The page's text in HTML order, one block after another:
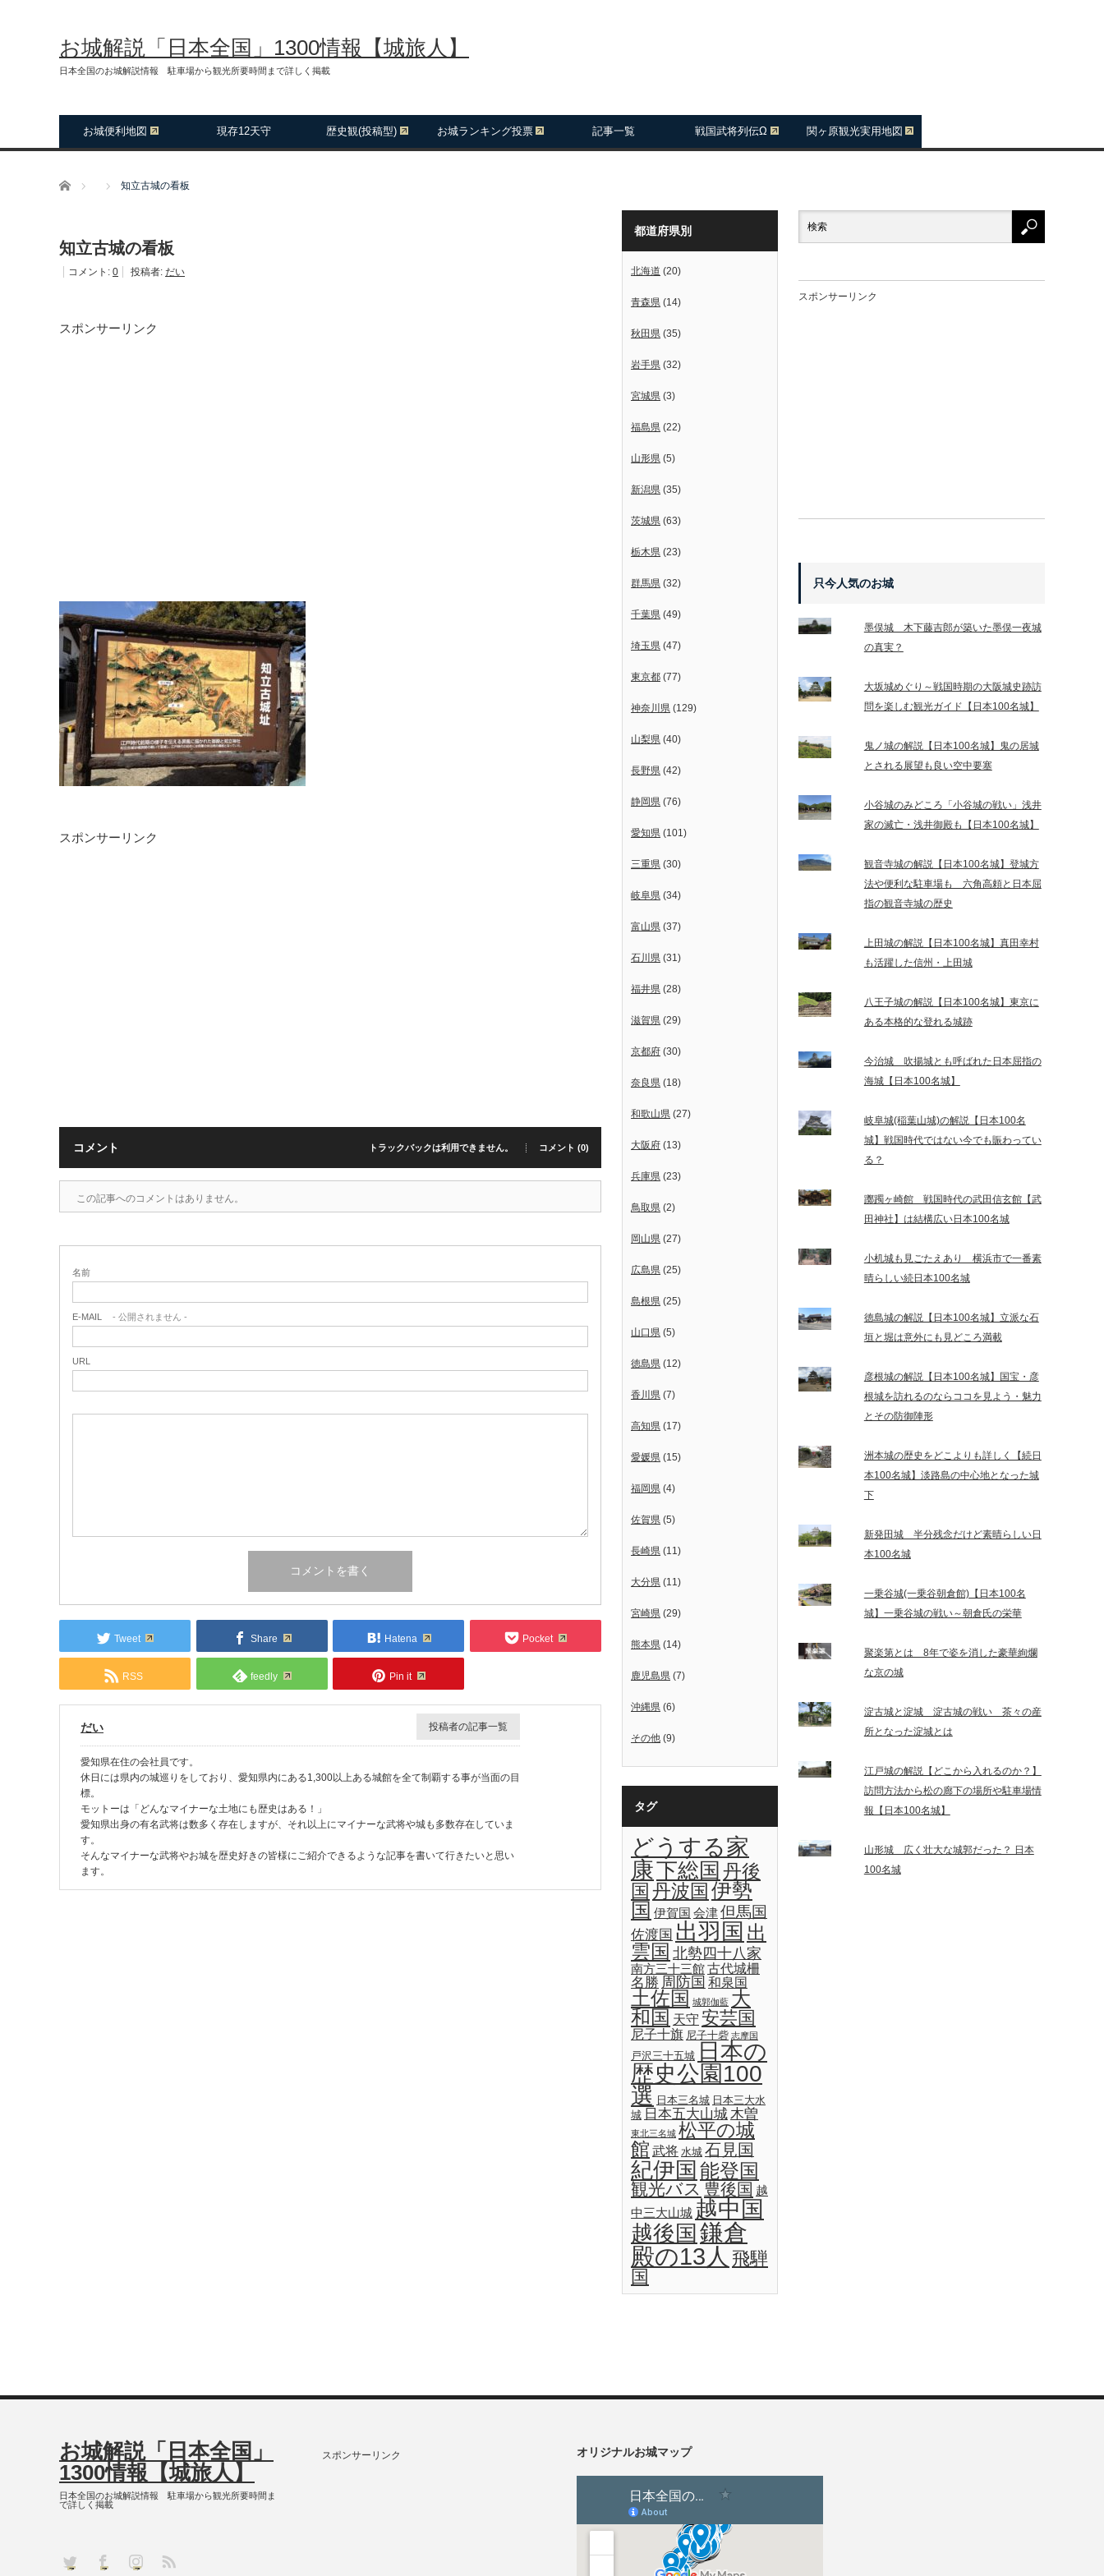
お城解説「日本全国」1300情報【城旅人】
日本全国のお城解説情報 駐車場から観光所要時間まで詳しく掲載
お城便利地図 現存12天守 歴史観(投稿型) お城ランキング投票 記事一覧 戦国武将列伝Ω 関ヶ原観光実用地図
ホーム 知立古城の看板
知立古城の看板
コメント: 0 投稿者: だい
スポンサーリンク
スポンサーリンク
コメント トラックバックは利用できません。 コメント (0)
この記事へのコメントはありません。
名前
E-MAIL - 公開されません -
URL
Tweet Share Hatena Pocket
RSS feedly Pin it
だい 投稿者の記事一覧
愛知県在住の会社員です。
休日には県内の城巡りをしており、愛知県内にある1,300以上ある城館を全て制覇する事が当面の目
標。
モットーは「どんなマイナーな土地にも歴史はある！」
愛知県出身の有名武将は数多く存在しますが、それ以上にマイナーな武将や城も多数存在していま
す。
そんなマイナーな武将やお城を歴史好きの皆様にご紹介できるような記事を書いて行きたいと思い
ます。
都道府県別
北海道 (20)
青森県 (14)
秋田県 (35)
岩手県 (32)
宮城県 (3)
福島県 (22)
山形県 (5)
新潟県 (35)
茨城県 (63)
栃木県 (23)
群馬県 (32)
千葉県 (49)
埼玉県 (47)
東京都 (77)
神奈川県 (129)
山梨県 (40)
長野県 (42)
静岡県 (76)
愛知県 (101)
三重県 (30)
岐阜県 (34)
富山県 (37)
石川県 (31)
福井県 (28)
滋賀県 (29)
京都府 (30)
奈良県 (18)
和歌山県 (27)
大阪府 (13)
兵庫県 (23)
鳥取県 (2)
岡山県 (27)
広島県 (25)
島根県 (25)
山口県 (5)
徳島県 (12)
香川県 (7)
高知県 (17)
愛媛県 (15)
福岡県 (4)
佐賀県 (5)
長崎県 (11)
大分県 (11)
宮崎県 (29)
熊本県 (14)
鹿児島県 (7)
沖縄県 (6)
その他 (9)
タグ
どうする家
康下総国 丹後
国 丹波国 伊勢
国 伊賀国 会津但馬国
佐渡国 出羽国 出
雲国 北勢四十八家
南方三十三館古代城柵
名勝 周防国 和泉国
土佐国 城郭伽藍 大
和国 天守 安芸国
尼子十旗 尼子十砦 志摩国
戸沢三十五城 日本の
歴史公園100
選 日本三名城 日本三大水
城 日本五大山城木曽
東北三名城 松平の城
館 武将 水城 石見国
紀伊国 能登国
観光バス 豊後国 越
中三大山城 越中国
越後国 鎌倉
殿の13人 飛騨
国
スポンサーリンク
只今人気のお城
墨俣城 木下藤吉郎が築いた墨俣一夜城
の真実？
大坂城めぐり～戦国時期の大阪城史跡訪
問を楽しむ観光ガイド【日本100名城】
鬼ノ城の解説【日本100名城】鬼の居城
とされる展望も良い空中要塞
小谷城のみどころ「小谷城の戦い」浅井
家の滅亡・浅井御殿も【日本100名城】
観音寺城の解説【日本100名城】登城方
法や便利な駐車場も 六角高頼と日本屈
指の観音寺城の歴史
上田城の解説【日本100名城】真田幸村
も活躍した信州・上田城
八王子城の解説【日本100名城】東京に
ある本格的な登れる城跡
今治城 吹揚城とも呼ばれた日本屈指の
海城【日本100名城】
岐阜城(稲葉山城)の解説【日本100名
城】戦国時代ではない今でも賑わってい
る？
躑躅ヶ崎館 戦国時代の武田信玄館【武
田神社】は結構広い日本100名城
小机城も見ごたえあり 横浜市で一番素
晴らしい続日本100名城
徳島城の解説【日本100名城】立派な石
垣と堀は意外にも見どころ満載
彦根城の解説【日本100名城】国宝・彦
根城を訪れるのならココを見よう・魅力
とその防御陣形
洲本城の歴史をどこよりも詳しく【続日
本100名城】淡路島の中心地となった城
下
新発田城 半分残念だけど素晴らしい日
本100名城
一乗谷城(一乗谷朝倉館)【日本100名
城】一乗谷城の戦い～朝倉氏の栄華
聚楽第とは 8年で姿を消した豪華絢爛
な京の城
淀古城と淀城 淀古城の戦い 茶々の産
所となった淀城とは
江戸城の解説【どこから入れるのか？】
訪問方法から松の廊下の場所や駐車場情
報【日本100名城】
山形城 広く壮大な城郭だった？ 日本
100名城
スポンサーリンク オリジナルお城マップ
お城解説「日本全国」
1300情報【城旅人】
日本全国のお城解説情報 駐車場から観光所要時間ま
で詳しく掲載
Twitter FacebookInstagram
RSS